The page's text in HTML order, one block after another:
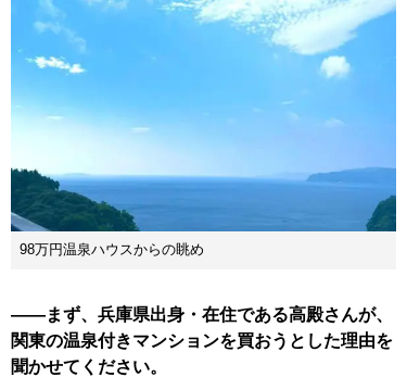
98万円温泉ハウスからの眺め
――まず、兵庫県出身・在住である高殿さんが、
関東の温泉付きマンションを買おうとした理由を
聞かせてください。